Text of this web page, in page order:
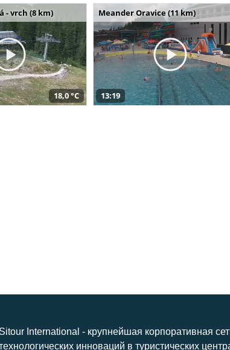
- vrch (8 km)
18,0 °C
Meander Oravice (11 km)
13:19
Sitour International - крупнейшая корпоративная
инноваций в туристических